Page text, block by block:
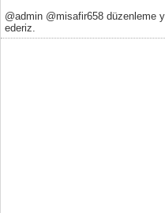
@admin @misafir658 düzenleme
ederiz.